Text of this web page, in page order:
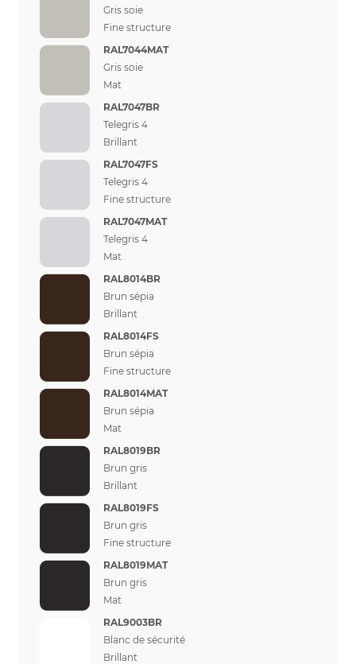
Gris soie
Fine structure
RAL7044MAT
Gris soie
Mat
RAL7047BR
Telegris 4
Brillant
RAL7047FS
Telegris 4
Fine structure
RAL7047MAT
Telegris 4
Mat
RAL8014BR
Brun sépia
Brillant
RAL8014FS
Brun sépia
Fine structure
RAL8014MAT
Brun sépia
Mat
RAL8019BR
Brun gris
Brillant
RAL8019FS
Brun gris
Fine structure
RAL8019MAT
Brun gris
Mat
RAL9003BR
Blanc de sécurité
Brillant